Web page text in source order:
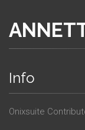
Info
Onixsuite